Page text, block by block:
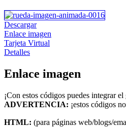
Descargar
Enlace imagen
Tarjeta Virtual
Detalles
Enlace imagen
¡Con estos códigos puedes integrar
ADVERTENCIA: ¡estos códigos
HTML: (para páginas web/blogs/